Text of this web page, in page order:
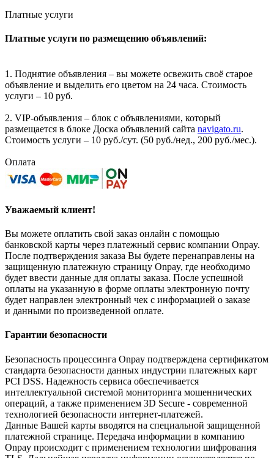
Платные услуги
Платные услуги по размещению объявлений:
1. Поднятие объявления – вы можете освежить своё старое
объявление и выделить его цветом на 24 часа. Стоимость
услуги – 10 руб.
2. VIP-объявления – блок с объявлениями, который
размещается в блоке Доска объявлений сайта navigato.ru.
Стоимость услуги – 10 руб./сут. (50 руб./нед., 200 руб./мес.).
Оплата
Уважаемый клиент!
Вы можете оплатить свой заказ онлайн с помощью
банковской карты через платежный сервис компании Onpay.
После подтверждения заказа Вы будете перенаправлены на
защищенную платежную страницу Onpay, где необходимо
будет ввести данные для оплаты заказа. После успешной
оплаты на указанную в форме оплаты электронную почту
будет направлен электронный чек с информацией о заказе
и данными по произведенной оплате.
Гарантии безопасности
Безопасность процессинга Onpay подтверждена сертификатом
стандарта безопасности данных индустрии платежных карт
PCI DSS. Надежность сервиса обеспечивается
интеллектуальной системой мониторинга мошеннических
операций, а также применением 3D Secure - современной
технологией безопасности интернет-платежей.
Данные Вашей карты вводятся на специальной защищенной
платежной странице. Передача информации в компанию
Onpay происходит с применением технологии шифрования